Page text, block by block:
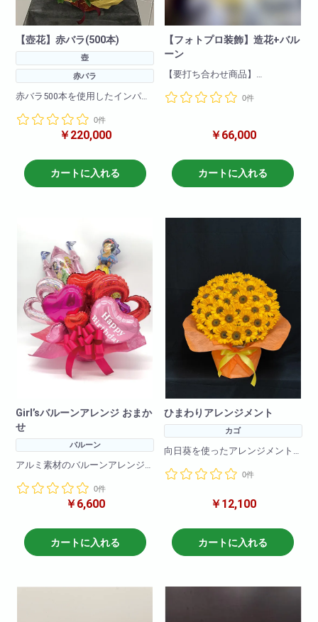
【壺花】赤バラ(500本)
壺
赤バラ
赤バラ500本を使用したインパク
お誕生日祝いに周年祝に特別な
御祝に最適です!
※仕入れには2.3日かかる場合もご
ざいますので
お早めにお問い合わせください
0件
￥220,000
カートに入れる
【フォトプロ装飾】造花+バル
ーン
【要打ち合わせ商品】
「店舗全体はできないから、入
とお考えのかたにオススメです!
サイズや色のご指定などのお見
0件
￥66,000
カートに入れる
Girl’sバルーンアレンジ おまか
せ
バルーン
アルミ素材のバルーンアレンジ
バルーンなので枯れることなく
お楽しみいただけます
※こちら商品はバルーンのみのア
レンジメントになります。
キャラクターや色合いなどご指
0件
￥6,600
カートに入れる
ひまわりアレンジメント
カゴ
向日葵を使ったアレンジメント
夏らしいとてもかわいい商品と
サイズもどちらでも飾れるコン
な御祝にも
最適です。
0件
￥12,100
カートに入れる